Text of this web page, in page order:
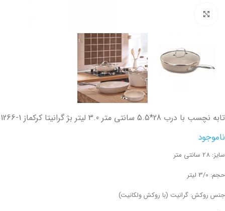
تابه نچسب با درب 28*5.5 سانتی متر 3.0 لیتر بژ گرانیتا کرکماز 1266-1
ناموجود
سایز: 28 سانتی متر
حجم: 3/0 لیتر
جنس روکش: گرانیت (با روکش ولکانیت)